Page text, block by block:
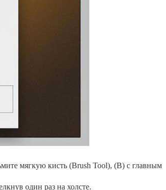
мягкую кисть (Brush Tool), (B) с главным
один раз на холсте.